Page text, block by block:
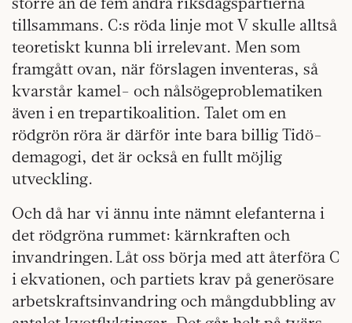
tillsammans. C:s röda linje mot V skulle alltså
teoretiskt kunna bli irrelevant. Men som
framgått ovan, när förslagen inventeras, så
kvarstår kamel- och nålsögeproblematiken
även i en trepartikoalition. Talet om en
rödgrön röra är därför inte bara billig Tidö-
demagogi, det är också en fullt möjlig
utveckling.
Och då har vi ännu inte nämnt elefanterna i
det rödgröna rummet: kärnkraften och
invandringen. Låt oss börja med att återföra C
i ekvationen, och partiets krav på generösare
arbetskraftsinvandring och mångdubbling av